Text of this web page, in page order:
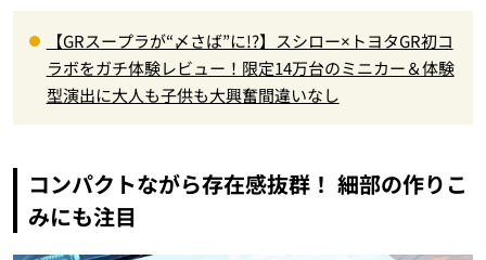
【GRスープラが“〆さば”に!?】スシロー×トヨタGR初コ
ラボをガチ体験レビュー！限定14万台のミニカー＆体験
型演出に大人も子供も大興奮間違いなし
コンパクトながら存在感抜群！ 細部の作りこ
みにも注目